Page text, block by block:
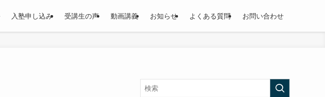
入塾申し込み 受講生の声 動画講義 お知らせ よくある質問 お問い合わせ